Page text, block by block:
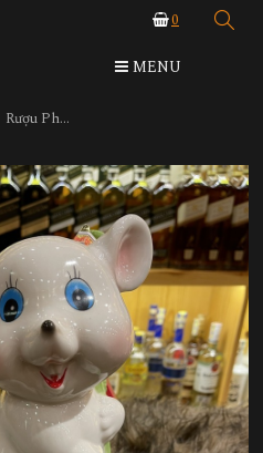
0
MENU
Rượu Phong Thủy Con Chuột Sứ Nhật